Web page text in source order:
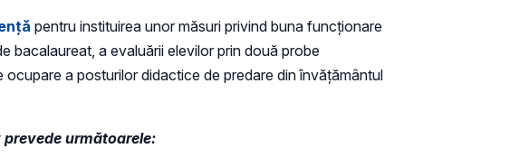
pentru instituirea unor măsuri privind buna funcționare
bacalaureat, a evaluării elevilor prin două probe
a posturilor didactice de predare din învățământul
următoarele: